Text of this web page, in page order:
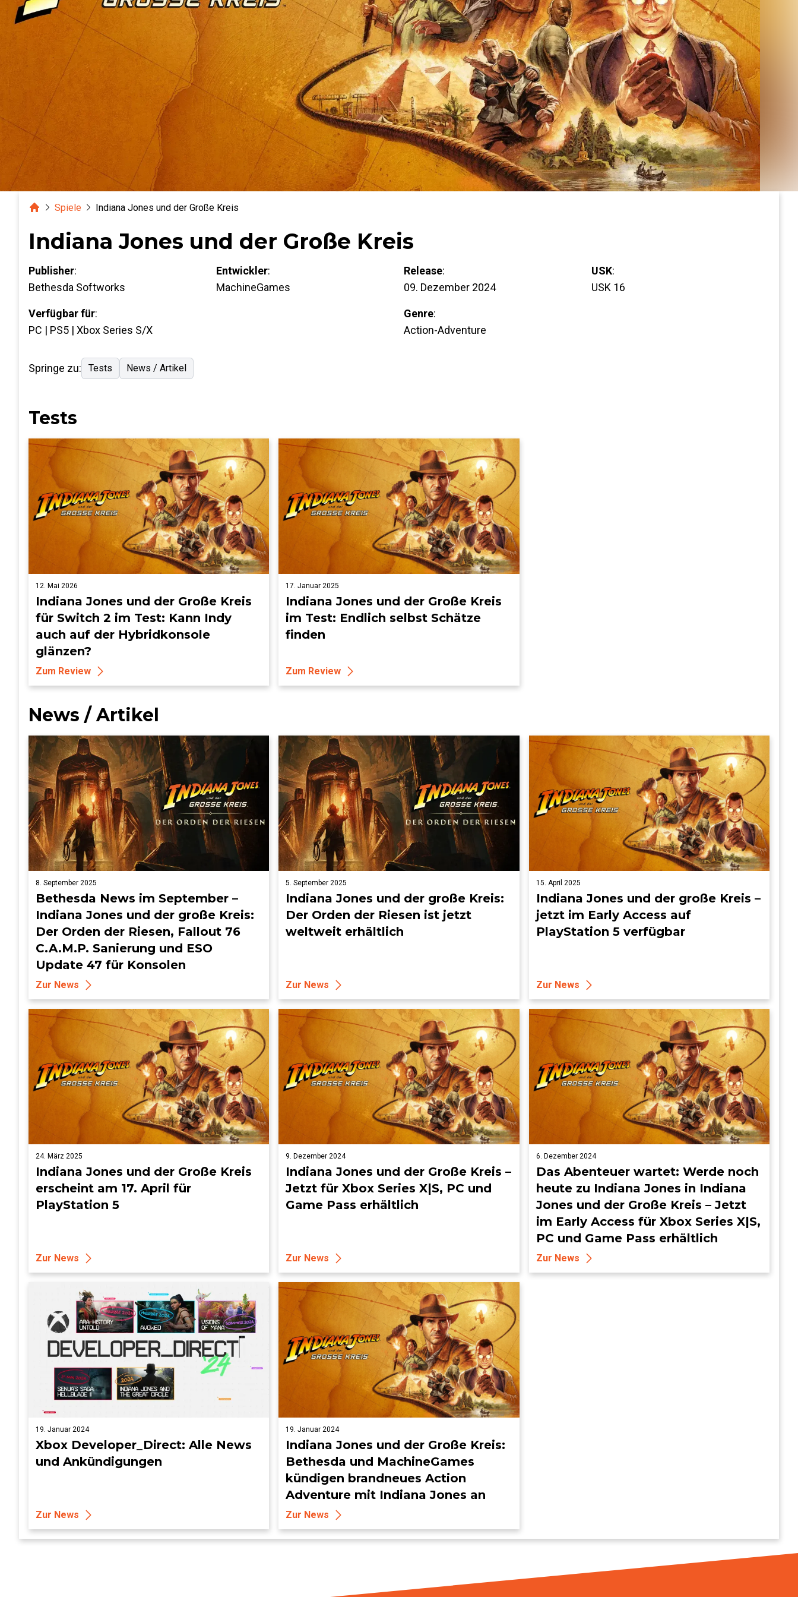
HomeSpiele Indiana Jones und der Große Kreis
Indiana Jones und der Große Kreis
Publisher:
Bethesda Softworks
Entwickler:
MachineGames
Release:
09. Dezember 2024
USK:
USK 16
Verfügbar für:
PC | PS5 | Xbox Series S/X
Genre:
Action-Adventure
Springe zu: Tests News / Artikel
Tests
12. Mai 2026
Indiana Jones und der Große Kreis
für Switch 2 im Test: Kann Indy
auch auf der Hybridkonsole
glänzen?
Zum Review
17. Januar 2025
Indiana Jones und der Große Kreis
im Test: Endlich selbst Schätze
finden
Zum Review
News / Artikel
8. September 2025
Bethesda News im September –
Indiana Jones und der große Kreis:
Der Orden der Riesen, Fallout 76
C.A.M.P. Sanierung und ESO
Update 47 für Konsolen
Zur News
5. September 2025
Indiana Jones und der große Kreis:
Der Orden der Riesen ist jetzt
weltweit erhältlich
Zur News
15. April 2025
Indiana Jones und der große Kreis –
jetzt im Early Access auf
PlayStation 5 verfügbar
Zur News
24. März 2025
Indiana Jones und der Große Kreis
erscheint am 17. April für
PlayStation 5
Zur News
9. Dezember 2024
Indiana Jones und der Große Kreis –
Jetzt für Xbox Series X|S, PC und
Game Pass erhältlich
Zur News
6. Dezember 2024
Das Abenteuer wartet: Werde noch
heute zu Indiana Jones in Indiana
Jones und der Große Kreis – Jetzt
im Early Access für Xbox Series X|S,
PC und Game Pass erhältlich
Zur News
19. Januar 2024
Xbox Developer_Direct: Alle News
und Ankündigungen
Zur News
19. Januar 2024
Indiana Jones und der Große Kreis:
Bethesda und MachineGames
kündigen brandneues Action
Adventure mit Indiana Jones an
Zur News